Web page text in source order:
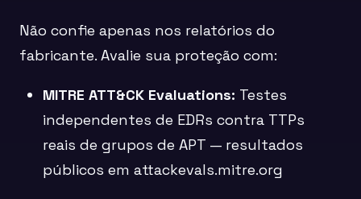
Não confie apenas nos relatórios do
fabricante. Avalie sua proteção com:
MITRE ATT&CK Evaluations: Testes
independentes de EDRs contra TTPs
reais de grupos de APT — resultados
públicos em attackevals.mitre.org